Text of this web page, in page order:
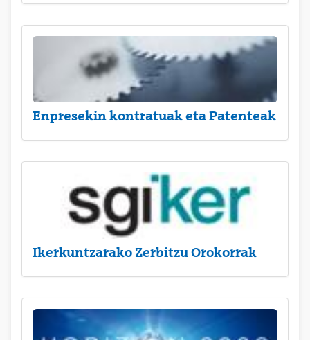
Enpresekin kontratuak eta Patenteak
Ikerkuntzarako Zerbitzu Orokorrak